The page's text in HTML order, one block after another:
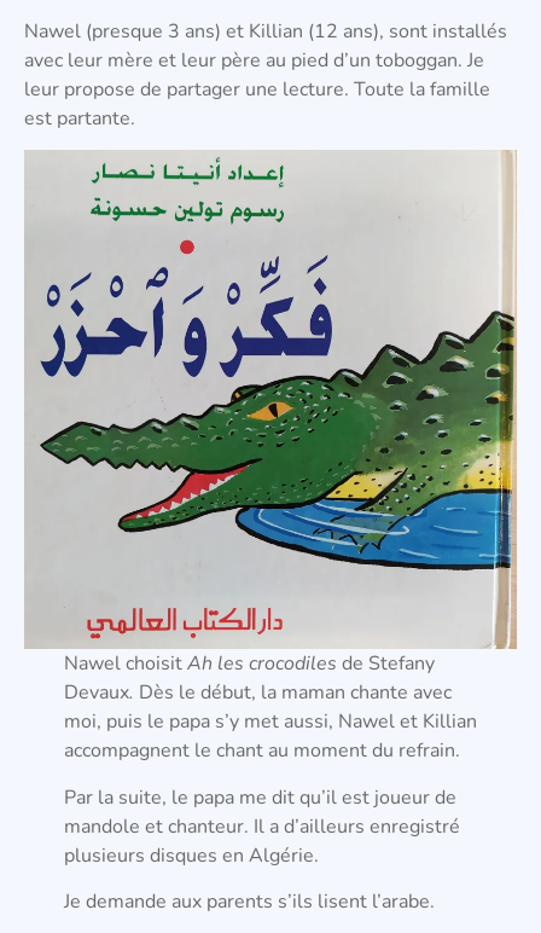
Nawel (presque 3 ans) et Killian (12 ans), sont installés
avec leur mère et leur père au pied d’un toboggan. Je
leur propose de partager une lecture. Toute la famille
est partante.
Nawel choisitAh les crocodiles de Stefany
Devaux. Dès le début, la maman chante avec
moi, puis le papa s’y met aussi, Nawel et Killian
accompagnent le chant au moment du refrain.
Par la suite, le papa me dit qu’il est joueur de
mandole et chanteur. Il a d’ailleurs enregistré
plusieurs disques en Algérie.
Je demande aux parents s’ils lisent l’arabe.